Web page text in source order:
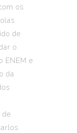
os
de
o
ENEM e
da
de